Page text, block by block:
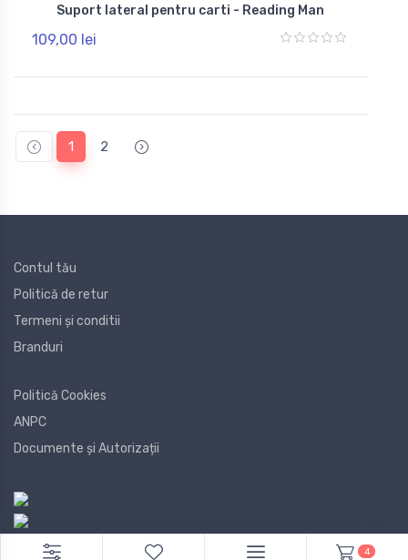
Suport lateral pentru carti - Reading Man
109,00 lei
1 2
Contul tău
Politică de retur
Termeni și conditii
Branduri
Politică Cookies
ANPC
Documente și Autorizații
4